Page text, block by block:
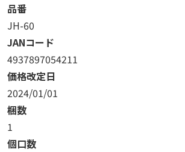
品番
JH-60
JANコード
4937897054211
価格改定日
2024/01/01
梱数
1
個口数